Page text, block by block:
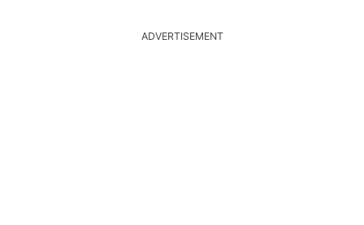
ADVERTISEMENT